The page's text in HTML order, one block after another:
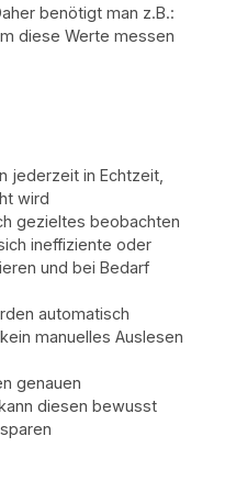
über Produktion,
🌧️ IP65 Schutzklasse –
Einfache
System
Niveau Mit der
schützt der
und Elektronik
Schutzmechanismen,
und
der
und
Zellüberwachung
und
bei intensiver Nutzung.
Stromkosten Der
automatisch
bestehenden PV-
mehr Energie benötigt –
benötigt man z.B.:
diese Werte messen
jederzeit in Echtzeit,
wird
gezieltes beobachten
ineffiziente oder
und bei Bedarf
automatisch
manuelles Auslesen
genauen
diesen bewusst